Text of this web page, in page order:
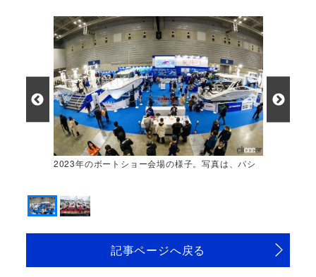
2023年のボートショー会場の様子。写真は、パシ
記事ページへ戻る